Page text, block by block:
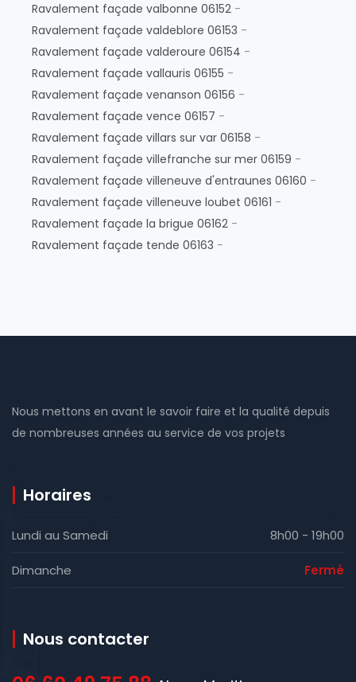
Ravalement façade valbonne 06152 -
Ravalement façade valdeblore 06153 -
Ravalement façade valderoure 06154 -
Ravalement façade vallauris 06155 -
Ravalement façade venanson 06156 -
Ravalement façade vence 06157 -
Ravalement façade villars sur var 06158 -
Ravalement façade villefranche sur mer 06159 -
Ravalement façade villeneuve d'entraunes 06160 -
Ravalement façade villeneuve loubet 06161 -
Ravalement façade la brigue 06162 -
Ravalement façade tende 06163 -
Nous mettons en avant le savoir faire et la qualité depuis
de nombreuses années au service de vos projets
Horaires
Lundi au Samedi 8h00 - 19h00
Dimanche Fermé
Nous contacter